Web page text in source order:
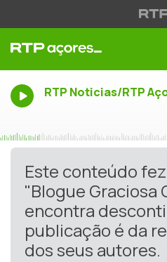
RTP Noticias/RTP
Este conteúdo
"Blogue Graciosa
encontra
publicação é da
dos seus autores.